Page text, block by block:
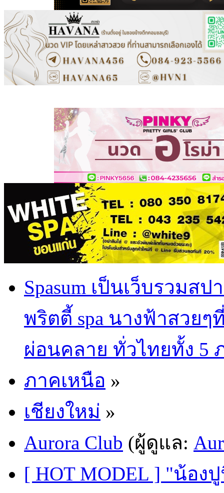
Spasum เป็นเว็บรวม
พริตตี้ spa นางฟ้าสวย
ผ่อนคลาย ทั่วไทยทั้ง 5
ภาคเหนือ »
เชียงใหม่ »
Aurora Club (ผู้ดูแล:
[ HOT MODEL ] "น้อ